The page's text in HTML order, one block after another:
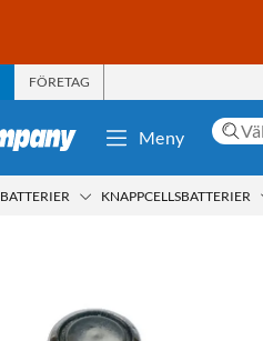
FÖRETAG
Meny
BATTERIER KNAPPCELLSBATTERIER